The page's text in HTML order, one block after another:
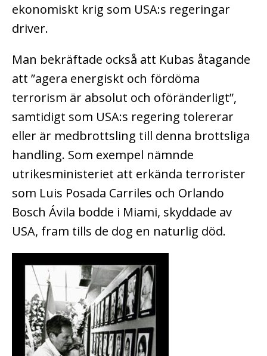
ekonomiskt krig som USA:s regeringar
driver.
Man bekräftade också att Kubas åtagande
att ”agera energiskt och fördöma
terrorism är absolut och oföränderligt”,
samtidigt som USA:s regering tolererar
eller är medbrottsling till denna brottsliga
handling. Som exempel nämnde
utrikesministeriet att erkända terrorister
som Luis Posada Carriles och Orlando
Bosch Ávila bodde i Miami, skyddade av
USA, fram tills de dog en naturlig död.